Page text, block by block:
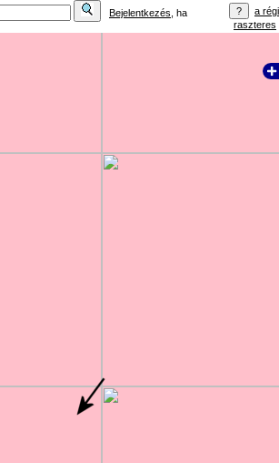
Bejelentkezés , ha
a régi
raszteres